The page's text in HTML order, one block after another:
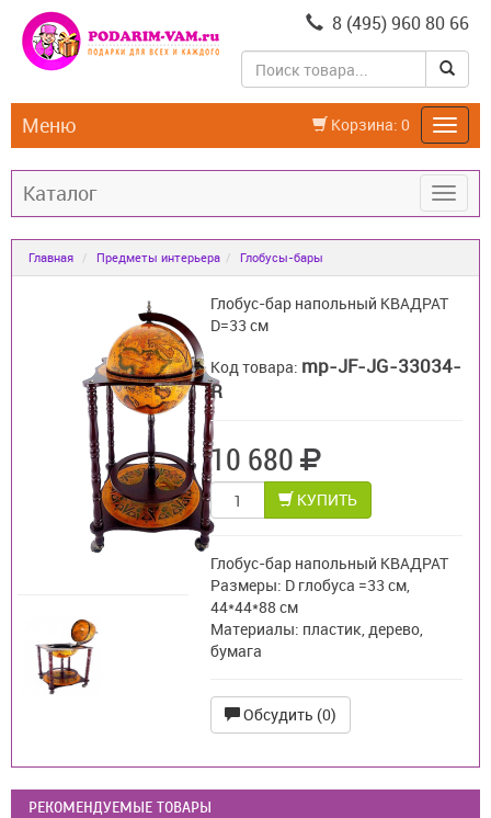
8 (495) 960 80 66
Корзина: 0
Меню
Каталог
Главная Предметы интерьера Глобусы-бары
Глобус-бар напольный КВАДРАТ
D=33 см
Код товара: mp-JF-JG-33034-
R
10 680
КУПИТЬ
Глобус-бар напольный КВАДРАТ
Размеры: D глобуса =33 см,
44*44*88 см
Материалы: пластик, дерево,
бумага
Обсудить (0)
РЕКОМЕНДУЕМЫЕ ТОВАРЫ